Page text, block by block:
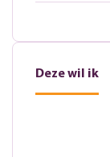
Deze wil ik